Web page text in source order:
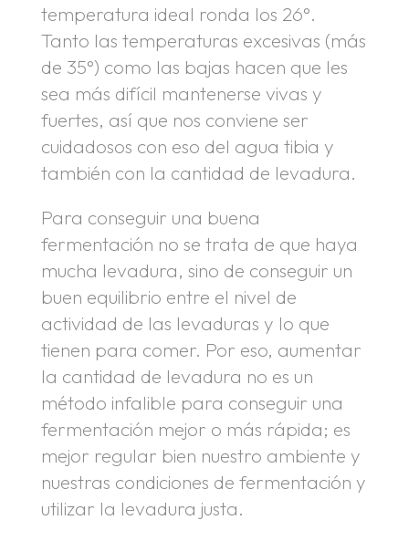
temperatura ideal ronda los 26°.
Tanto las temperaturas excesivas (más
de 35°) como las bajas hacen que les
sea más difícil mantenerse vivas y
fuertes, así que nos conviene ser
cuidadosos con eso del agua tibia y
también con la cantidad de levadura.
Para conseguir una buena
fermentación no se trata de que haya
mucha levadura, sino de conseguir un
buen equilibrio entre el nivel de
actividad de las levaduras y lo que
tienen para comer. Por eso, aumentar
la cantidad de levadura no es un
método infalible para conseguir una
fermentación mejor o más rápida; es
mejor regular bien nuestro ambiente y
nuestras condiciones de fermentación y
utilizar la levadura justa.